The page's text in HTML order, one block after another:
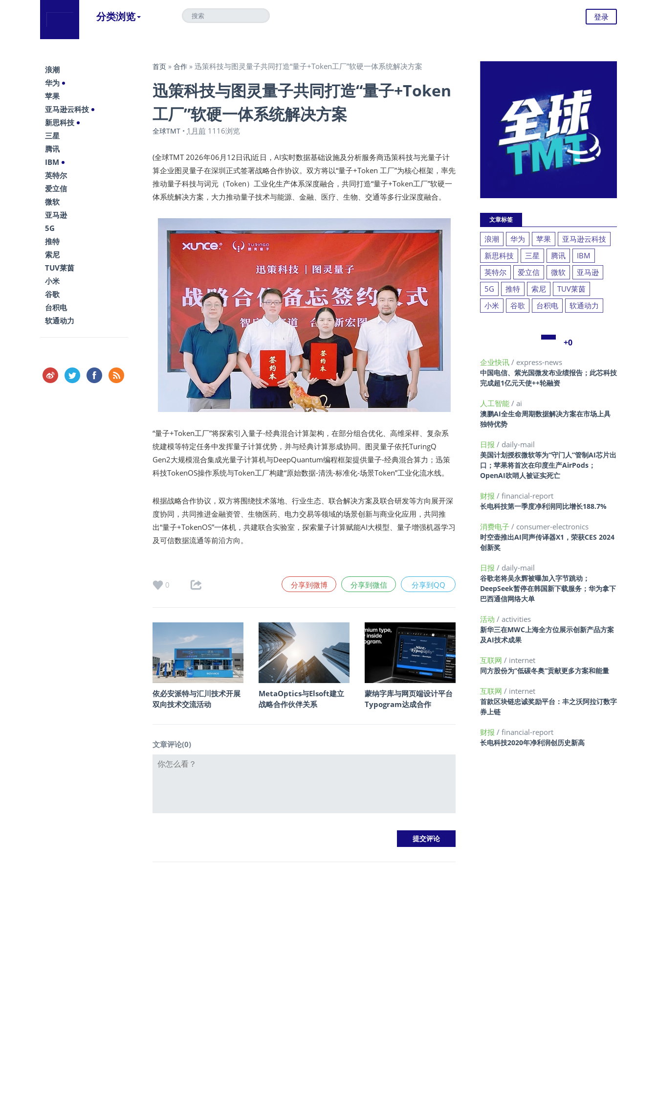
分类浏览 登录
首页 » 合作 » 迅策科技与图灵量子共同打造“量子+Token工厂”软硬一体系统解决方案
迅策科技与图灵量子共同打造“量子+Token
工厂”软硬一体系统解决方案
全球TMT • 1月前 1116浏览
(全球TMT 2026年06月12日讯)近日，AI实时数据基础设施及分析服务商迅策科技与光量子计
算企业图灵量子在深圳正式签署战略合作协议。双方将以“量子+Token 工厂”为核心框架，率先
推动量子科技与词元（Token）工业化生产体系深度融合，共同打造“量子+Token工厂”软硬一
体系统解决方案，大力推动量子技术与能源、金融、医疗、生物、交通等多行业深度融合。
“量子+Token工厂”将探索引入量子-经典混合计算架构，在部分组合优化、高维采样、复杂系
统建模等特定任务中发挥量子计算优势，并与经典计算形成协同。图灵量子依托TuringQ
Gen2大规模混合集成光量子计算机与DeepQuantum编程框架提供量子-经典混合算力；迅策
科技TokenOS操作系统与Token工厂构建“原始数据-清洗-标准化-场景Token”工业化流水线。
根据战略合作协议，双方将围绕技术落地、行业生态、联合解决方案及联合研发等方向展开深
度协同，共同推进金融资管、生物医药、电力交易等领域的场景创新与商业化应用，共同推
出“量子+TokenOS”一体机，共建联合实验室，探索量子计算赋能AI大模型、量子增强机器学习
及可信数据流通等前沿方向。
0 分享到微博 分享到微信 分享到QQ
依必安派特与汇川技术开展
双向技术交流活动
MetaOptics与Elsoft建立
战略合作伙伴关系
蒙纳字库与网页端设计平台
Typogram达成合作
文章评论(0)
浪潮
华为
苹果
亚马逊云科技
新思科技
三星
腾讯
IBM
英特尔
爱立信
微软
亚马逊
5G
推特
索尼
TUV莱茵
小米
谷歌
台积电
软通动力
文章标签
浪潮 华为 苹果
亚马逊云科技
新思科技
三星 腾讯
IBM
英特尔
爱立信 微软
亚马逊
5G
推特 索尼
TUV莱茵
小米
谷歌 台积电 软通动力
+0
企业快讯 / express-news
中国电信、紫光国微发布业绩报告；此芯科技
完成超1亿元天使++轮融资
人工智能 / ai
澳鹏AI全生命周期数据解决方案在市场上具
独特优势
日报 / daily-mail
美国计划授权微软等为“守门人”管制AI芯片出
口；苹果将首次在印度生产AirPods；
OpenAI吹哨人被证实死亡
财报 / financial-report
长电科技第一季度净利润同比增长188.7%
消费电子 / consumer-electronics
时空壶推出AI同声传译器X1，荣获CES 2024
创新奖
日报 / daily-mail
谷歌老将吴永辉被曝加入字节跳动；
DeepSeek暂停在韩国新下载服务；华为拿下
巴西通信网络大单
活动 / activities
新华三在MWC上海全方位展示创新产品方案
及AI技术成果
互联网 / internet
同方股份为“低碳冬奥”贡献更多方案和能量
互联网 / internet
首款区块链忠诚奖励平台：丰之沃阿拉订数字
券上链
财报 / financial-report
长电科技2020年净利润创历史新高